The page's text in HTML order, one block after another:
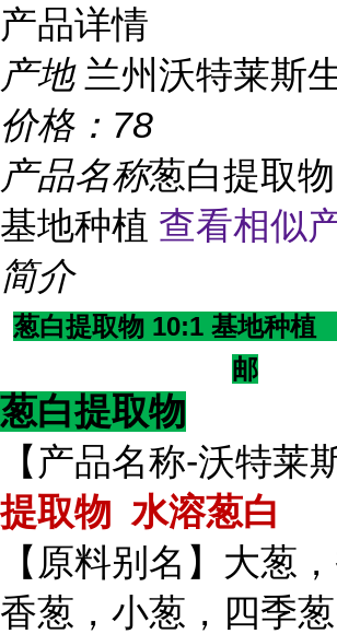
产品详情
产地 兰州沃特莱斯
价格： 78
产品名称葱白提取
基地种植 查看相似
简介
葱白提取物 10:1 基地种植
邮
葱白提取物
【产品名称-沃特莱
提取物 水溶葱白
【原料别名】大葱
香葱，小葱，四季葱